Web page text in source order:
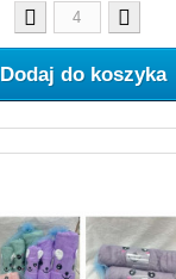
Dodaj do koszyka